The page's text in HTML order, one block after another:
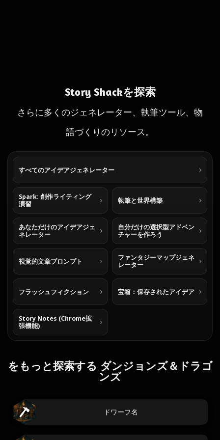
Story Shackを探索
さらに多くのジェネレーター、執筆ツール、物
語づくりのリソース。
すべてのアイデアジェネレーター
Spark: 創作ライティング
演習
執筆と世界構築
あなただけのアイデアジェ
ネレーター
自分だけの選択型アドベン
チャーを作ろう
視覚的文章プロンプト
ファンタジーマップジェネ
レーター
フラッシュフィクション 宝箱：保存されたアイデア
Story Notes (Chrome拡
張機能)
をもっと探索する ダンジョンズ＆ドラゴ
ンズ
ドワーフ名